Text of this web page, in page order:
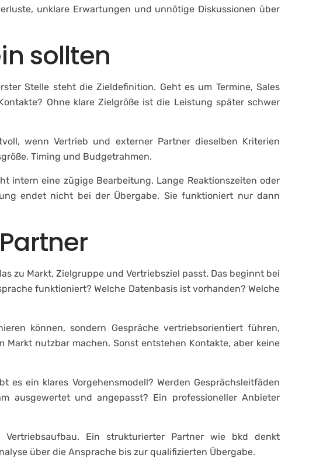
unklare Erwartungen und unnötige Diskussionen über
sollten
Stelle steht die Zieldefinition. Geht es um Termine, Sales
Ohne klare Zielgröße ist die Leistung später schwer
wenn Vertrieb und externer Partner dieselben Kriterien
Timing und Budgetrahmen.
intern eine zügige Bearbeitung. Lange Reaktionszeiten oder
endet nicht bei der Übergabe. Sie funktioniert nur dann
zu Markt, Zielgruppe und Vertriebsziel passt. Das beginnt bei
funktioniert? Welche Datenbasis ist vorhanden? Welche
können, sondern Gespräche vertriebsorientiert führen,
nutzbar machen. Sonst entstehen Kontakte, aber keine
es ein klares Vorgehensmodell? Werden Gesprächsleitfäden
ausgewertet und angepasst? Ein professioneller Anbieter
Ein strukturierter Partner wie bkd denkt
über die Ansprache bis zur qualifizierten Übergabe.